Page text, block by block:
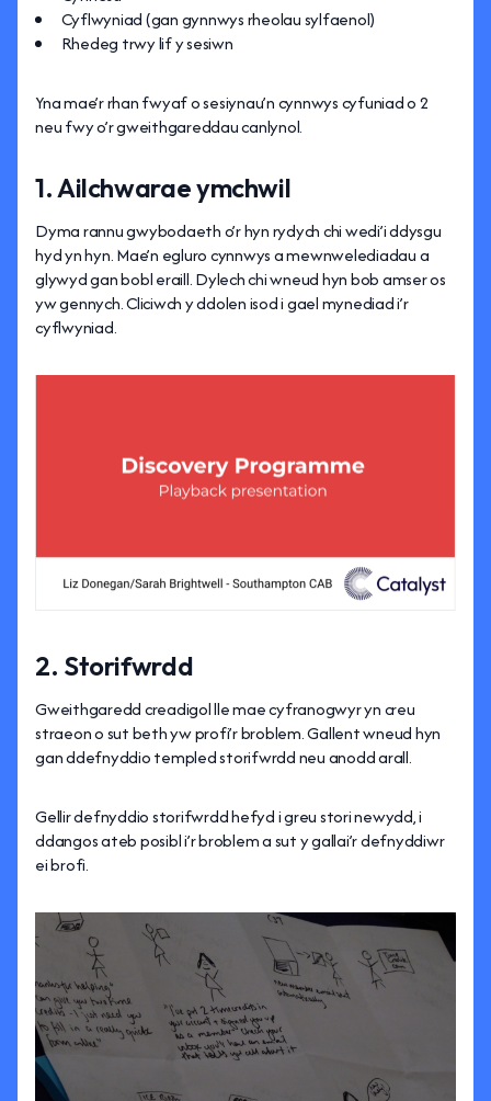
Cyflwyniad (gan gynnwys rheolau sylfaenol)
Rhedeg trwy lif y sesiwn
Yna mae’r rhan fwyaf o sesiynau’n cynnwys cyfuniad o 2
neu fwy o’r gweithgareddau canlynol.
1. Ailchwarae ymchwil
Dyma rannu gwybodaeth o’r hyn rydych chi wedi’i ddysgu
hyd yn hyn. Mae’n egluro cynnwys a mewnwelediadau a
glywyd gan bobl eraill. Dylech chi wneud hyn bob amser os
yw gennych. Cliciwch y ddolen isod i gael mynediad i’r
cyflwyniad.
2. Storifwrdd
Gweithgaredd creadigol lle mae cyfranogwyr yn creu
straeon o sut beth yw profi’r broblem. Gallent wneud hyn
gan ddefnyddio templed storifwrdd neu anodd arall.
Gellir defnyddio storifwrdd hefyd i greu stori newydd, i
ddangos ateb posibl i’r broblem a sut y gallai’r defnyddiwr
ei brofi.